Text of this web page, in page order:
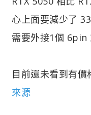
心上面要減少了
需要外接1個 6pin
目前還未看到有價
來源